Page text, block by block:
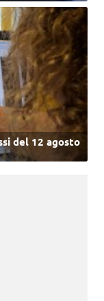
del 12 agosto